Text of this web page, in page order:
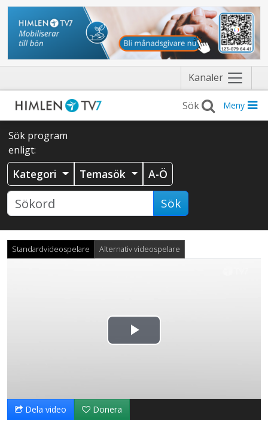
Kanaler Näytä
valikko
Meny
Sök program
enligt:
Kategori Temasök A-Ö
Sök
Standardvideospelare Alternativ videospelare
Spela
video
Dela video Donera